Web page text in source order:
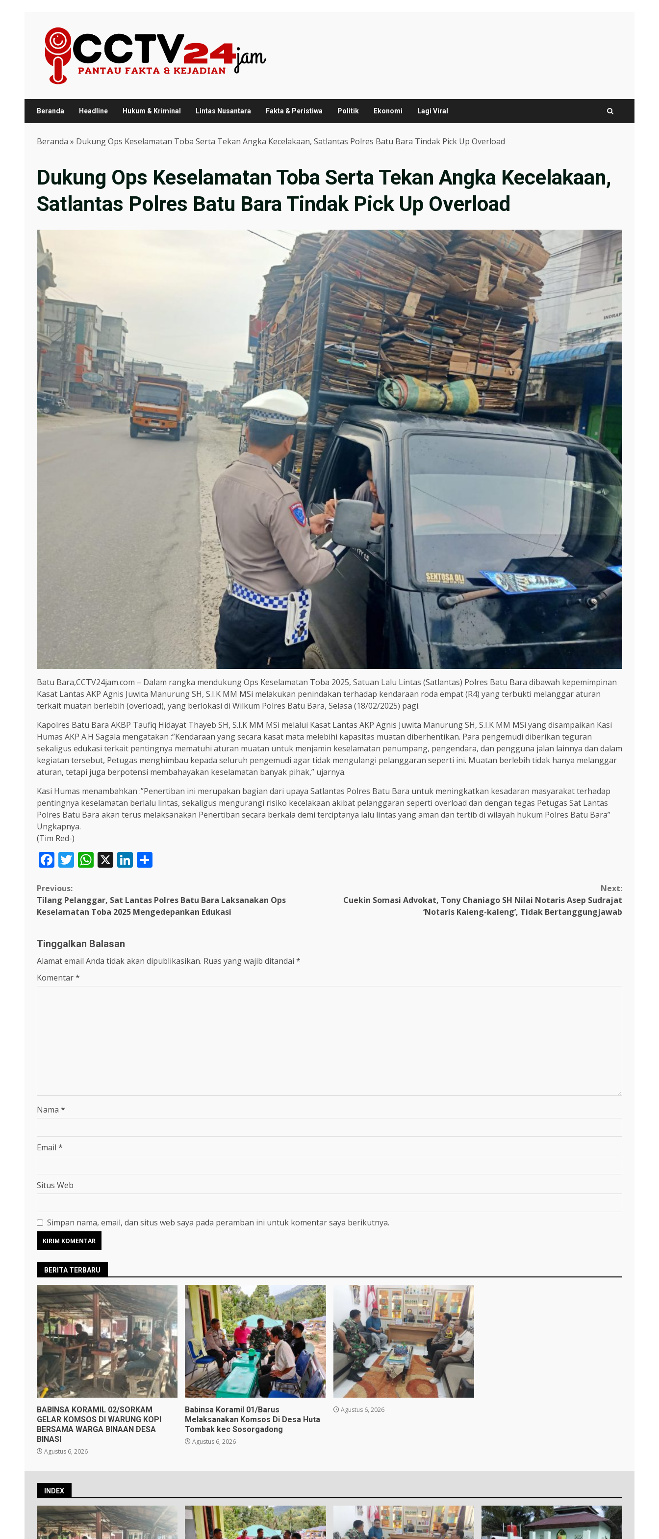
content
Beranda Headline Hukum & Kriminal Lintas Nusantara Fakta & Peristiwa Politik Ekonomi Lagi Viral
Beranda » Dukung Ops Keselamatan Toba Serta Tekan Angka Kecelakaan, Satlantas Polres Batu Bara Tindak Pick Up Overload
Dukung Ops Keselamatan Toba Serta Tekan Angka Kecelakaan,
Satlantas Polres Batu Bara Tindak Pick Up Overload
Batu Bara,CCTV24jam.com – Dalam rangka mendukung Ops Keselamatan Toba 2025, Satuan Lalu Lintas (Satlantas) Polres Batu Bara dibawah kepemimpinan
Kasat Lantas AKP Agnis Juwita Manurung SH, S.I.K MM MSi melakukan penindakan terhadap kendaraan roda empat (R4) yang terbukti melanggar aturan
terkait muatan berlebih (overload), yang berlokasi di Wilkum Polres Batu Bara, Selasa (18/02/2025) pagi.
Kapolres Batu Bara AKBP Taufiq Hidayat Thayeb SH, S.I.K MM MSi melalui Kasat Lantas AKP Agnis Juwita Manurung SH, S.I.K MM MSi yang disampaikan Kasi
Humas AKP A.H Sagala mengatakan :”Kendaraan yang secara kasat mata melebihi kapasitas muatan diberhentikan. Para pengemudi diberikan teguran
sekaligus edukasi terkait pentingnya mematuhi aturan muatan untuk menjamin keselamatan penumpang, pengendara, dan pengguna jalan lainnya dan dalam
kegiatan tersebut, Petugas menghimbau kepada seluruh pengemudi agar tidak mengulangi pelanggaran seperti ini. Muatan berlebih tidak hanya melanggar
aturan, tetapi juga berpotensi membahayakan keselamatan banyak pihak,” ujarnya.
Kasi Humas menambahkan :”Penertiban ini merupakan bagian dari upaya Satlantas Polres Batu Bara untuk meningkatkan kesadaran masyarakat terhadap
pentingnya keselamatan berlalu lintas, sekaligus mengurangi risiko kecelakaan akibat pelanggaran seperti overload dan dengan tegas Petugas Sat Lantas
Polres Batu Bara akan terus melaksanakan Penertiban secara berkala demi terciptanya lalu lintas yang aman dan tertib di wilayah hukum Polres Batu Bara”
Ungkapnya.
(Tim Red-)
Facebook
Twitter
WhatsApp
X LinkedIn
Continue
Reading
Previous:
Tilang Pelanggar, Sat Lantas Polres Batu Bara Laksanakan Ops
Keselamatan Toba 2025 Mengedepankan Edukasi
Next:
Cuekin Somasi Advokat, Tony Chaniago SH Nilai Notaris Asep Sudrajat
‘Notaris Kaleng-kaleng’, Tidak Bertanggungjawab
Tinggalkan Balasan
Alamat email Anda tidak akan dipublikasikan. Ruas yang wajib ditandai *
Komentar*
Nama *
Email *
Situs Web
Simpan nama, email, dan situs web saya pada peramban ini untuk komentar saya berikutnya.
BERITA TERBARU
BABINSA KORAMIL 02/SORKAM
GELAR KOMSOS DI WARUNG KOPI
BERSAMA WARGA BINAAN DESA
BINASI
Agustus 6, 2026
Babinsa Koramil 01/Barus
Melaksanakan Komsos Di Desa Huta
Tombak kec Sosorgadong
Agustus 6, 2026
Agustus 6, 2026
INDEX